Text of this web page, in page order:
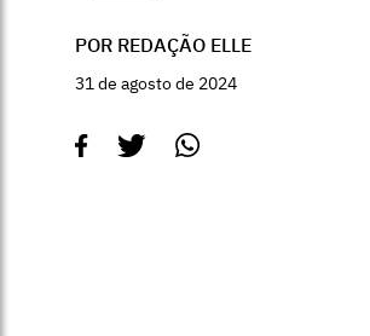
POR REDAÇÃO ELLE
31 de agosto de 2024